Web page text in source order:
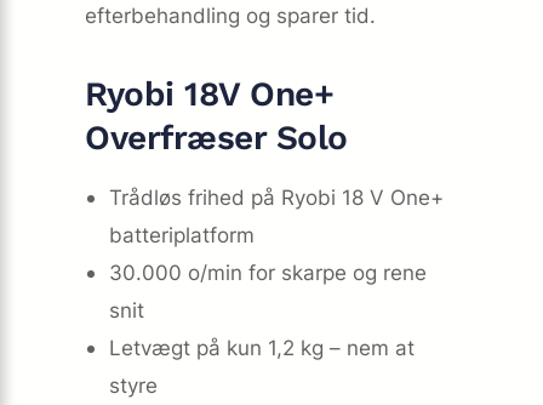
efterbehandling og sparer tid.
Ryobi 18V One+
Overfræser Solo
Trådløs frihed på Ryobi 18 V One+
batteriplatform
30.000 o/min for skarpe og rene
snit
Letvægt på kun 1,2 kg – nem at
styre